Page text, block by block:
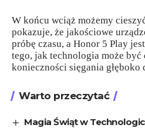
W końcu wciąż możemy
pokazuje, że jakościowe
próbę czasu, a Honor 5 Play
tego, jak technologia może być
konieczności sięgania głęboko
Warto przeczytać
Magia Świąt w